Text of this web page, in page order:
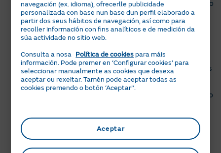
Este cambio consiste en manter o 75 % do prezo baixo o
cálculo anterior, vinculado ao custo horario de xeración
da enerxía eléctrica que se calcula cada hora no
mercado grosista diario e, como novidade, que o 25 %
que se obtén por compra a 1 mes vista (2,5 %), a 3
meses vista (9 %) e a 1 ano vista (13,5 %) nos mercados
de futuros.
Esta repartición do 75 %-25% irase axustando cada ano
Por último, o prezo final que ves na túa factura
componse dalgúns outros elementos de custo, pero os
navegación (ex. idioma), ofrecerlle publicidade
personalizada con base nun base dun perfil elaborado a
partir dos seus hábitos de navegación, así como para
recoller información con fins analíticos e de medición da
súa actividade no sitio web.
Consulta a nosa Política de cookies para máis
información. Pode premer en ‘Configurar cookies’ para
seleccionar manualmente as cookies que desexa
aceptar ou rexeitar. Tamén pode aceptar todas as
cookies premendo o botón ‘Aceptar’’.
Aceptar